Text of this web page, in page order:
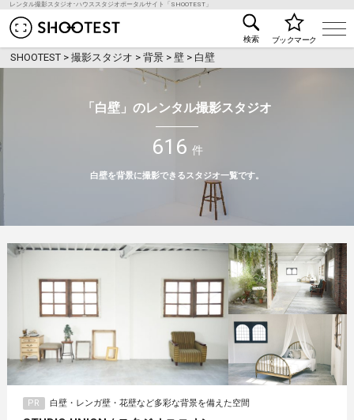
レンタル撮影スタジオ･ハウススタジオポータルサイト「SHOOTEST」
レンタル撮影スタジオ･ハウススタジオ検索の
検索 ブックマーク
SHOOTEST >撮影スタジオ >背景 >壁 > 白壁
「白壁」のレンタル撮影スタジオ
616 件
白壁を背景に撮影できるスタジオ一覧です。
PR 白壁・レンガ壁・花壁など多彩な背景を備えた空間